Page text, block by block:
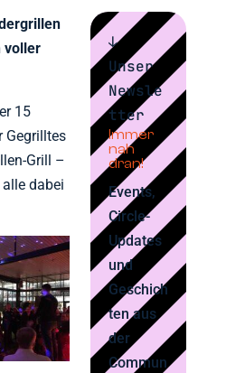
voller
15
Gegrilltes
Grill –
dabei
↓
Unser
Newsle
tter
Immer
nah
dran!
Events,
Circle-
Updates
und
Geschich
ten aus
der
Commun